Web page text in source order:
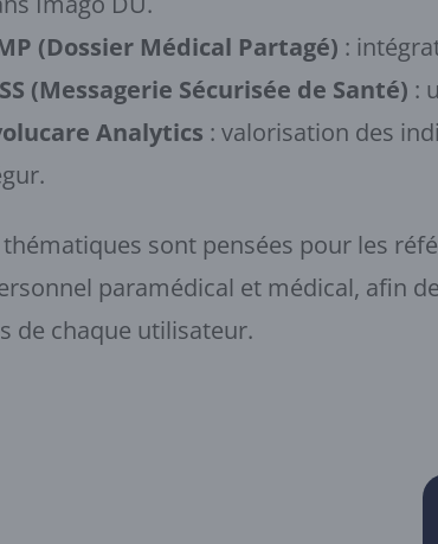
(Dossier Médical Partagé) :
(Messagerie Sécurisée de Santé) :
Analytics : valorisation des
thématiques sont pensées pour les
paramédical et médical, afin
de chaque utilisateur.